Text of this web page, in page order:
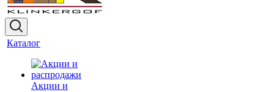
Каталог
Акции и